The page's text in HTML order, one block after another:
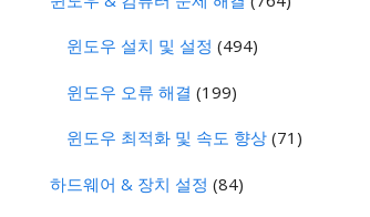
윈도우 설치 및 설정 (494)
윈도우 오류 해결 (199)
윈도우 최적화 및 속도 향상 (71)
하드웨어 & 장치 설정 (84)